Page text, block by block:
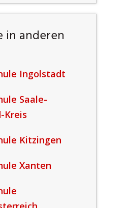
in anderen
Ingolstadt
Saale-
Kreis
Kitzingen
Xanten